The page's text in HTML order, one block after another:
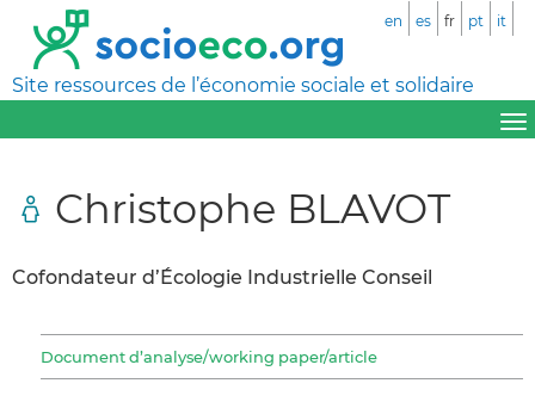
Site ressources de l’économie sociale et solidaire
en es fr pt it
Christophe BLAVOT
Cofondateur d’Écologie Industrielle Conseil
Document d’analyse/working paper/article